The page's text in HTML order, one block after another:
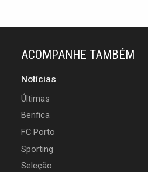
ACOMPANHE TAMBÉM
Notícias
Últimas
Benfica
FC Porto
Sporting
Seleção